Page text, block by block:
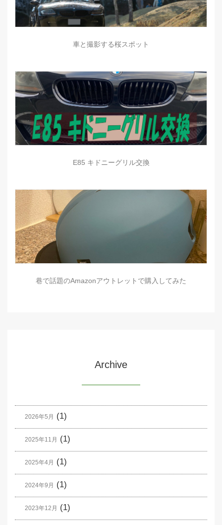
車と撮影する桜スポット
E85 キドニーグリル交換
巷で話題のAmazonアウトレットで購入してみた
Archive
2026年5月 (1)
2025年11月 (1)
2025年4月 (1)
2024年9月 (1)
2023年12月 (1)